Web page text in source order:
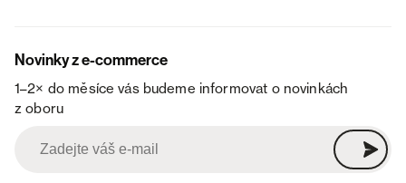
Novinky z e-commerce
1–2× do měsíce vás budeme informovat o novinkách
z oboru